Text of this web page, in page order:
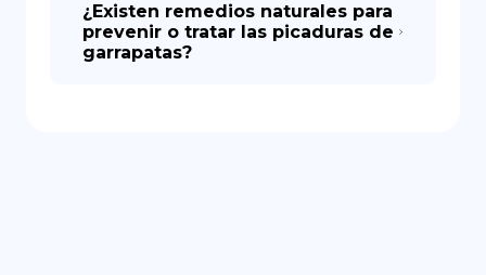
¿Existen remedios naturales para
prevenir o tratar las picaduras de
garrapatas?